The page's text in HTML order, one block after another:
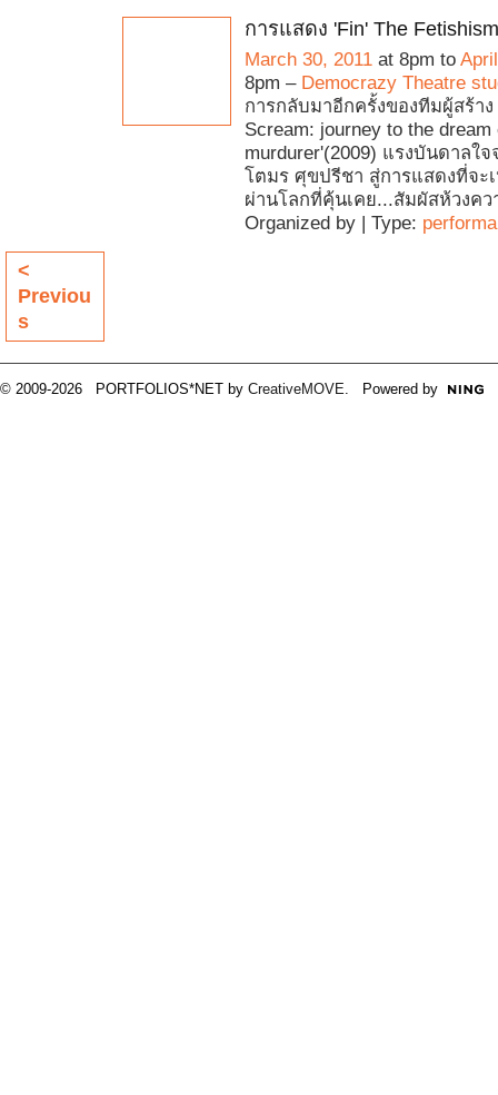
การแสดง 'Fin' The
March 30, 2011 at 8pm to
8pm – Democrazy Theatre
การกลับมาอีกครั้งของทีมผู้สร้าง
Scream: journey to the dream
murdurer'(2009) แรงบันดาลใจ
โตมร ศุขปรีชา สู่การแสดงที่จะ
ผ่านโลกที่คุ้นเคย...สัมผัสห้วงคว
Organized by | Type:
<
Previou
s
© 2009-2026 PORTFOLIOS*NET by CreativeMOVE. Powered by